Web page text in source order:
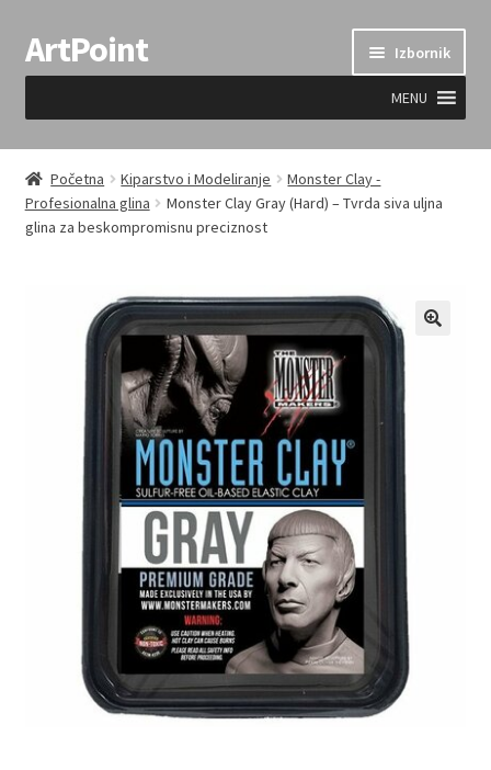
Preskoči
na
Skoči
do
ArtPoint Izbornik
MENU
Uvjeti prodaje
Početna Kiparstvo i Modeliranje
Monster Clay -
Profesionalna glina
Monster Clay Gray (Hard) – Tvrda siva uljna
glina za beskompromisnu preciznost